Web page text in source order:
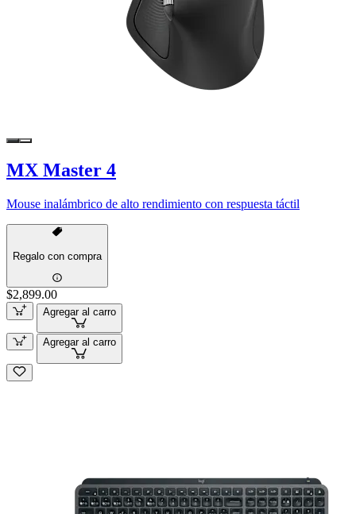
MX Master 4
Mouse inalámbrico de alto rendimiento con respuesta táctil
Regalo con compra
$2,899.00
Agregar al carro
Agregar al carro